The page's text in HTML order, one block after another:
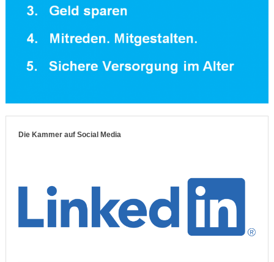
Die Kammer auf Social Media